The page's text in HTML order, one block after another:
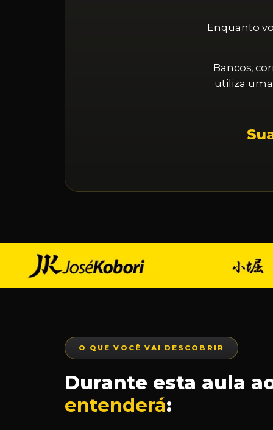
Enquanto
Bancos,
utiliza
O QUE VOCÊ VAI DESCOBRIR
Durante esta aula
entenderá: